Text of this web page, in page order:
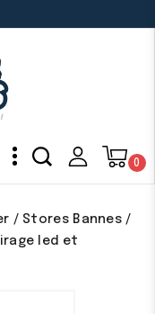
0
Stores Bannes
led et